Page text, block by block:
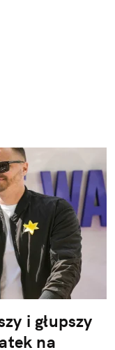
i głupszy
na